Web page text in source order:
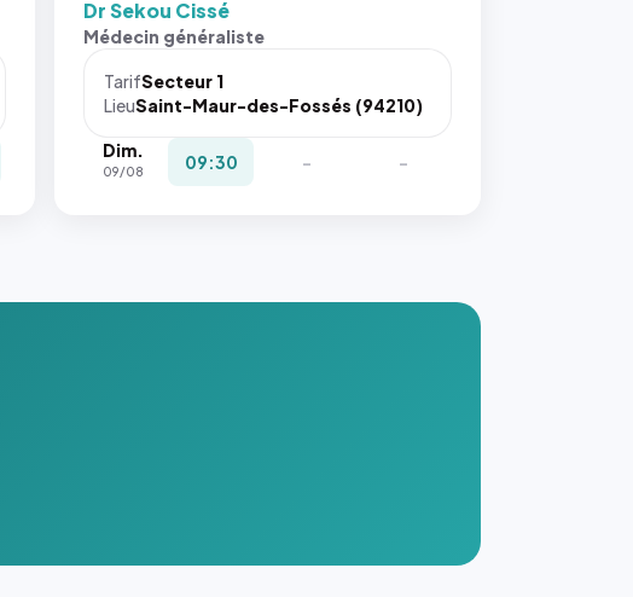
Sans ces
navigateur
pas la
place, et
Dr Sekou Cissé
Médecin généraliste
TarifSecteur 1
LieuSaint-Maur-des-Fossés (94210)
Dim.
09/08 09:30 - -